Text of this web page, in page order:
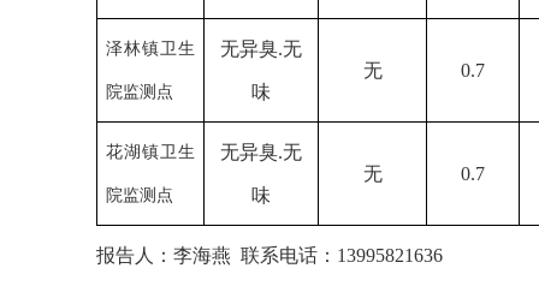
泽林镇卫生
院监测点
无异臭.无
味
无 0.7
花湖镇卫生
院监测点
无异臭.无
味
无 0.7
报告人： 李海燕 联系电话： 13995821636